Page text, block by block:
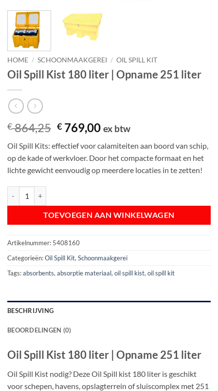
HOME / SCHOONMAAKGEREI / OIL SPILL KIT
Oil Spill Kist 180 liter | Opname 251 liter
€864,25 Oorspronkelijke
was:
€ 864,25.
€ 769,00Huidige
is:
€ 769,00.
ex btw
Oil Spill Kits: effectief voor calamiteiten aan boord van schip,
op de kade of werkvloer. Door het compacte formaat en het
lichte gewicht eenvoudig op meerdere locaties in te zetten!
TOEVOEGEN AAN WINKELWAGEN
Artikelnummer: 5408160
Categorieën:Oil Spill Kit, Schoonmaakgerei
Tags:absorbents, absorptie materiaal, oil spill kist, oil spill kit
BESCHRIJVING
BEOORDELINGEN (0)
Oil Spill Kist 180 liter | Opname 251 liter
Oil Spill Kist nodig? Deze Oil Spill kist 180 liter is geschikt
voor schepen, havens, opslagterrein of sluiscomplex met 251